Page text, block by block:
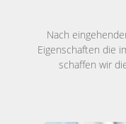
Nach
Eigenschaften die
schaffen wir